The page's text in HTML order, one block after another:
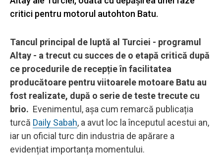
critici pentru motorul autohton Batu.
Tancul principal de luptă al Turciei - programul
Altay - a trecut cu succes de o etapă critică după
ce procedurile de recepție în facilitatea
producătoare pentru viitoarele motoare Batu au
fost realizate, după o serie de teste trecute cu
brio. Evenimentul, așa cum remarcă publicația
turcă Daily Sabah, a avut loc la începutul acestui an,
iar un oficial turc din industria de apărare a
evidențiat importanța momentului.